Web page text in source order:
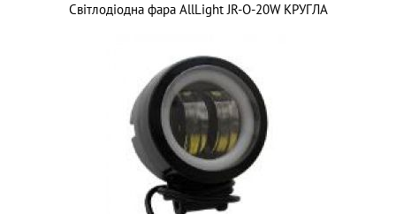
Світлодіодна фара AllLight JR-O-20W КРУГЛА